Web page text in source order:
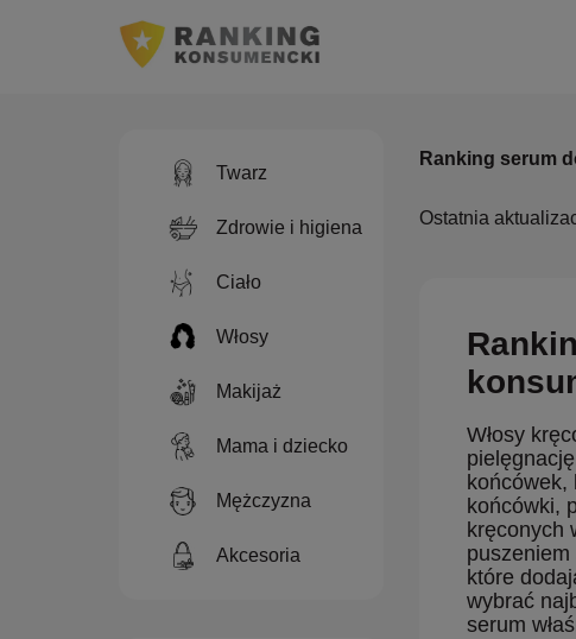
Twarz
Zdrowie i higiena
Ciało
Włosy
Makijaż
Mama i dziecko
Mężczyzna
Akcesoria
Ranking serum
Ostatnia
Włosy
końcówki,
kręconych
które
wybrać
serum